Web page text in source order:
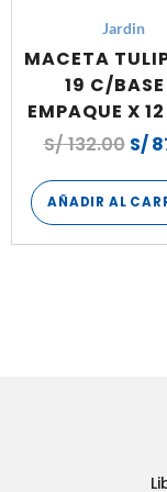
Jardin
MACETA
19 C/
EMPAQUE X
S/132.00 S/
AÑADIR AL